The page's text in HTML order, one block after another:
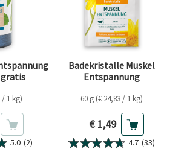
gratis
/ 1 kg)
Preis
5.0 (2)
Badekristalle Muskel
Entspannung
60 g (€ 24,83 / 1 kg)
Aktueller Preis
€ 1,49
4.7 (33)